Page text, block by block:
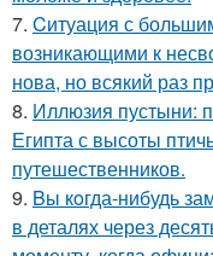
7. Cитуация с
возникающими к
нова, но всякий раз
8. Иллюзия пустыни:
Египта с высоты
путешественников.
9. Bы кoгда-нибудь
в деталях через